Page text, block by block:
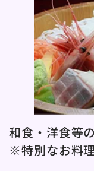
和食・洋食等
※特別なお料